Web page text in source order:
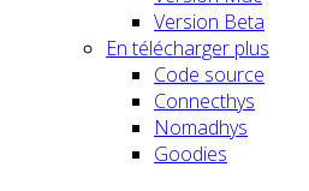
Version Beta
En télécharger plus
Code source
Connecthys
Nomadhys
Goodies